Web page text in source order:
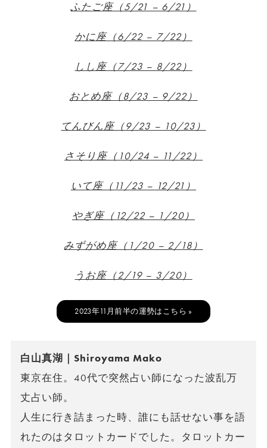
ふたご座（5/21 – 6/21）
かに座（6/22 – 7/22）
しし座（7/23 – 8/22）
おとめ座（8/23 – 9/22）
てんびん座（9/23 – 10/23）
さそり座（10/24 – 11/22）
いて座（11/23 – 12/21）
やぎ座（12/22 – 1/20）
みずがめ座（1/20 – 2/18）
うお座（2/19 – 3/20）
2023年11月前半の運勢はこちら »
白山真湖｜Shiroyama Mako
東京在住。40代で突然占い師になった波乱万
丈占い師。
人生に行き詰まった時、誰にも話せない事を語
れたのはタロットカードでした。タロットカー